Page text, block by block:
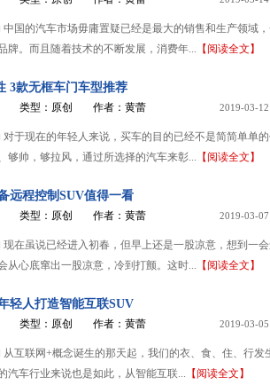
中国的汽车市场毋庸置疑已经是最大的销售和生产领域
牌。而且随着技术的不断发展，消费年... 【阅读全文】
3款无框车门车型推荐
类型：原创 作者：黄蕾 2019-03-12
对于现在的年轻人来说，买车的目的已经不是简简单单
够帅，够拉风，通过所选择的汽车来彰... 【阅读全文】
远程控制SUV值得一看
类型：原创 作者：黄蕾 2019-03-07
现在虽说已经进入初春，但早上还是一股凉意，想到一
从心底窜出一股凉意，冷到打颤。这时... 【阅读全文】
轻人打造智能互联SUV
类型：原创 作者：黄蕾 2019-03-05
从互联网+概念诞生的那天起，我们的衣、食、住、行发
汽车行业来说也是如此，从智能互联... 【阅读全文】